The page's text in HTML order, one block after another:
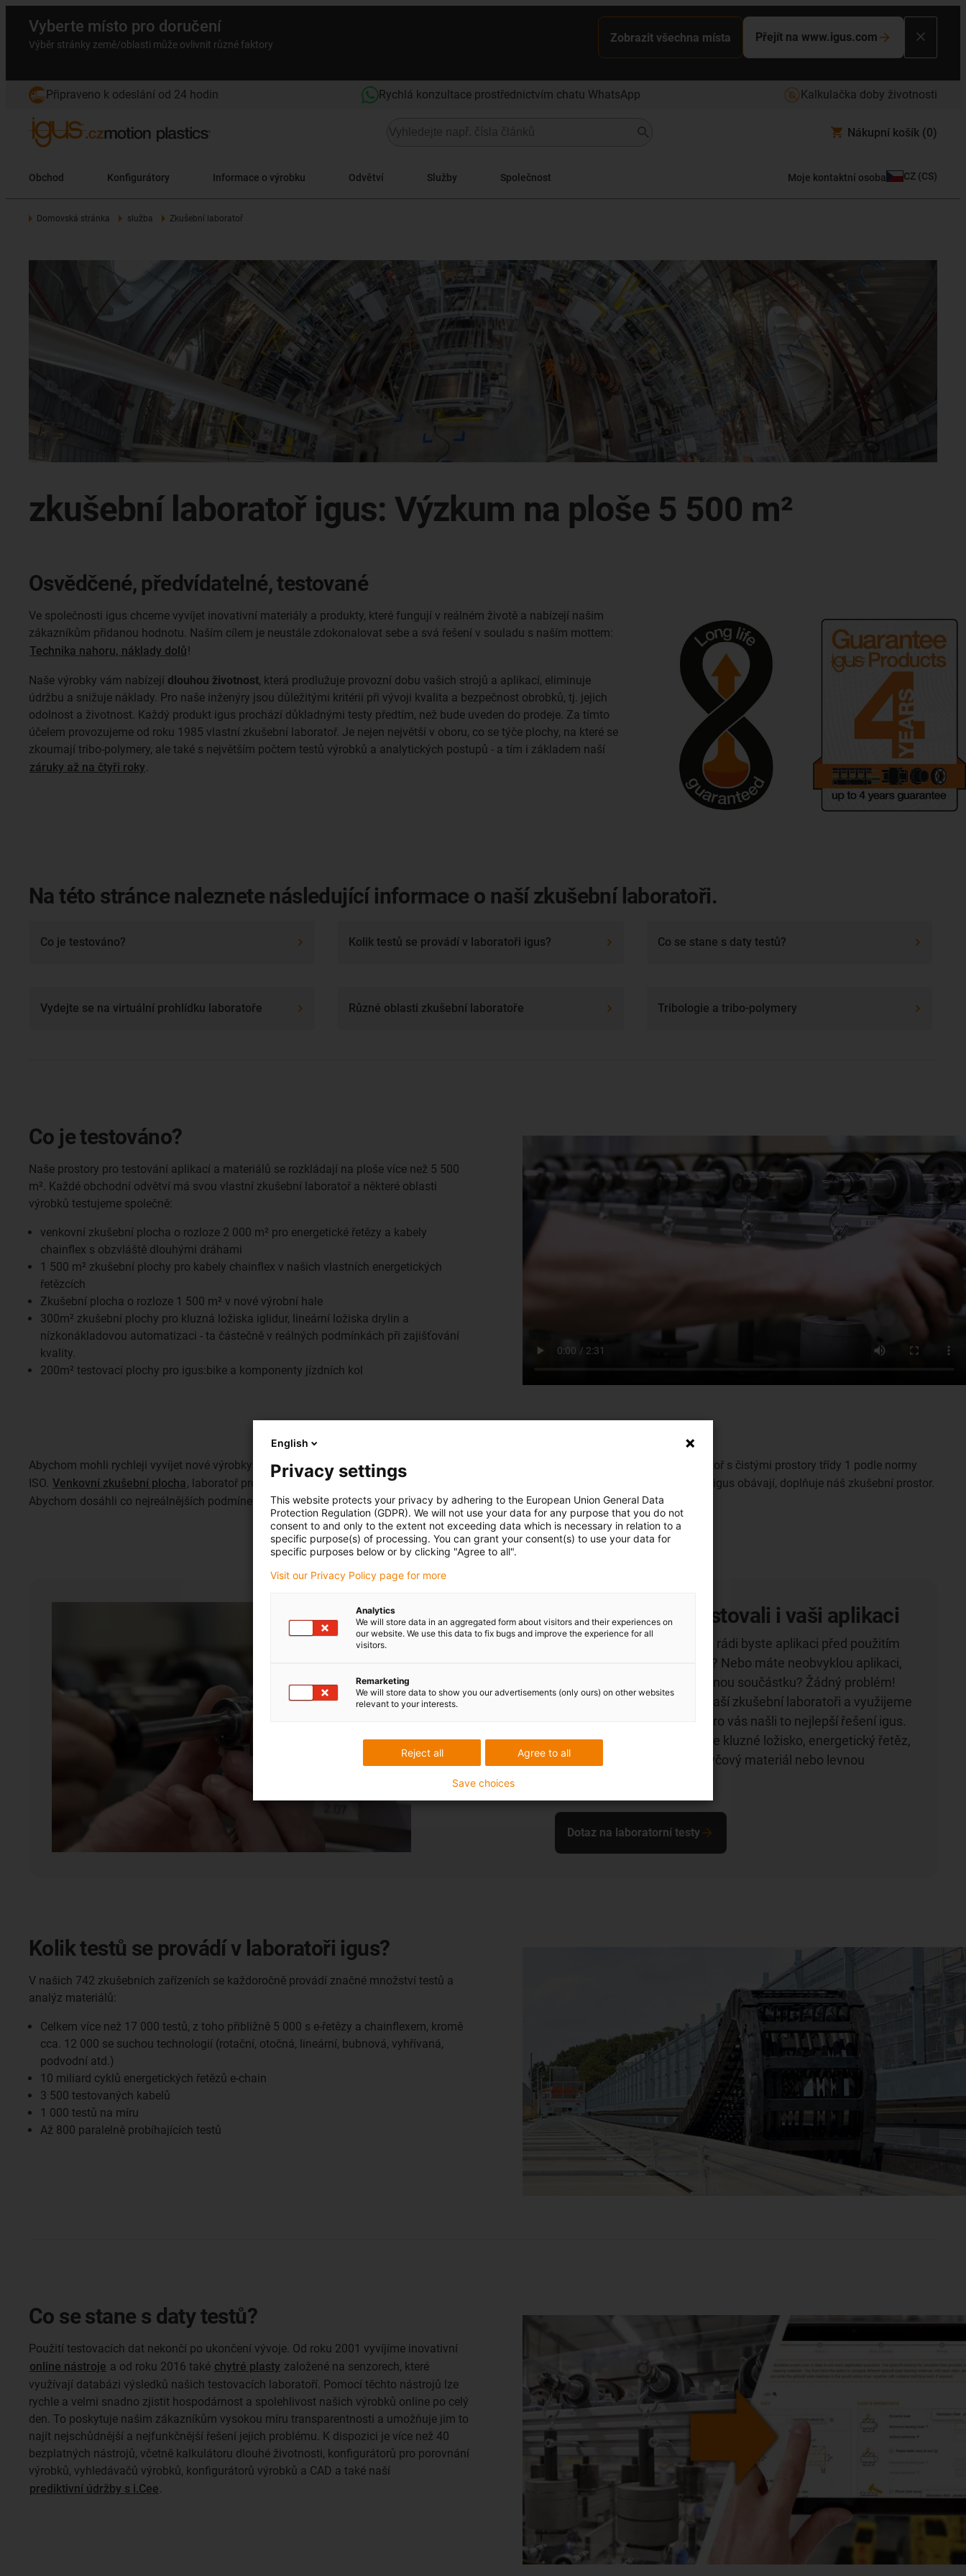
Vyberte místo pro doručení
Výběr stránky země/oblasti může ovlivnit různé faktory
Zobrazit všechna místa Přejít na www.igus.com
Připraveno k odeslání od 24 hodin Rychlá konzultace prostřednictvím chatu WhatsApp Kalkulačka doby životnosti
Nákupní košík (0)
Obchod Konfigurátory Informace o výrobku Odvětví Služby Společnost Moje kontaktní osoba CZ (CS)
Domovská stránka služba Zkušební laboratoř
zkušební laboratoř igus: Výzkum na ploše 5 500 m²
Osvědčené, předvídatelné, testované
Ve společnosti igus chceme vyvíjet inovativní materiály a produkty, které fungují v reálném životě a nabízejí našim
zákazníkům přidanou hodnotu. Naším cílem je neustále zdokonalovat sebe a svá řešení v souladu s naším mottem:
Technika nahoru, náklady dolů!
Naše výrobky vám nabízejí dlouhou životnost, která prodlužuje provozní dobu vašich strojů a aplikací, eliminuje
údržbu a snižuje náklady. Pro naše inženýry jsou důležitými kritérii při vývoji kvalita a bezpečnost obrobků, tj. jejich
odolnost a životnost. Každý produkt igus prochází důkladnými testy předtím, než bude uveden do prodeje. Za tímto
účelem provozujeme od roku 1985 vlastní zkušební laboratoř. Je nejen největší v oboru, co se týče plochy, na které se
zkoumají tribo-polymery, ale také s největším počtem testů výrobků a analytických postupů - a tím i základem naší
záruky až na čtyři roky.
Na této stránce naleznete následující informace o naší zkušební laboratoři.
Co je testováno? Kolik testů se provádí v laboratoři igus? Co se stane s daty testů?
Vydejte se na virtuální prohlídku laboratoře Různé oblasti zkušební laboratoře Tribologie a tribo-polymery
Co je testováno?
Naše prostory pro testování aplikací a materiálů se rozkládají na ploše více než 5 500
m². Každé obchodní odvětví má svou vlastní zkušební laboratoř a některé oblasti
výrobků testujeme společně:
venkovní zkušební plocha o rozloze 2 000 m² pro energetické řetězy a kabely
chainflex s obzvláště dlouhými dráhami
1 500 m² zkušební plochy pro kabely chainflex v našich vlastních energetických
řetězcích
Zkušební plocha o rozloze 1 500 m² v nové výrobní hale
300m² zkušební plochy pro kluzná ložiska iglidur, lineární ložiska drylin a
nízkonákladovou automatizaci - ta částečně v reálných podmínkách při zajišťování
kvality.
200m² testovací plochy pro igus:bike a komponenty jízdních kol
Abychom mohli rychleji vyvíjet nové výrobky kompatibilní s čistými prostory, provozujeme ve spolupráci s Fraunhofer IPA vlastní laboratoř s čistými prostory třídy 1 podle normy
ISO. Venkovní zkušební plocha, laboratoř pro hlukové zkoušky a klimatická komora s teplotou -40 °C, které se zaměstnanci společnosti igus obávají, doplňuje náš zkušební prostor.
Abychom dosáhli co nejreálnějších podmínek, testujeme také aplikace zákazníků a provádíme standardní průmyslové testy.
Rádi bychom otestovali i vaši aplikaci
Nechcete experimentovat a rádi byste aplikaci před použitím
podrobili zkoušce materiálu? Nebo máte neobvyklou aplikaci,
pro kterou potřebujete vhodnou součástku? Žádný problém!
Vaši aplikaci otestujeme v naší zkušební laboratoři a využijeme
naše know-how, abychom pro vás našli to nejlepší řešení igus.
Nezáleží na tom, zda hledáte kluzné ložisko, energetický řetěz,
kabel, lineární technologii, tyčový materiál nebo levnou
Dotaz na laboratorní testy
Kolik testů se provádí v laboratoři igus?
V našich 742 zkušebních zařízeních se každoročně provádí značné množství testů a
analýz materiálů:
Celkem více než 17 000 testů, z toho přibližně 5 000 s e-řetězy a chainflexem, kromě
cca. 12 000 se suchou technologií (rotační, otočná, lineární, bubnová, vyhřívaná,
podvodní atd.)
10 miliard cyklů energetických řetězů e-chain
3 500 testovaných kabelů
1 000 testů na míru
Až 800 paralelně probíhajících testů
Co se stane s daty testů?
Použití testovacích dat nekončí po ukončení vývoje. Od roku 2001 vyvíjíme inovativní
online nástroje a od roku 2016 také chytré plasty založené na senzorech, které
využívají databázi výsledků našich testovacích laboratoří. Pomocí těchto nástrojů lze
rychle a velmi snadno zjistit hospodárnost a spolehlivost našich výrobků online po celý
den. To poskytuje našim zákazníkům vysokou míru transparentnosti a umožňuje jim to
najít nejschůdnější a nejfunkčnější řešení jejich problému. K dispozici je více než 40
bezplatných nástrojů, včetně kalkulátoru dlouhé životnosti, konfigurátorů pro porovnání
výrobků, vyhledávačů výrobků, konfigurátorů výrobků a CAD a také naší
prediktivní údržby s i.Cee.
English
Privacy settings
This website protects your privacy by adhering to the European Union General Data
Protection Regulation (GDPR). We will not use your data for any purpose that you do not
consent to and only to the extent not exceeding data which is necessary in relation to a
specific purpose(s) of processing. You can grant your consent(s) to use your data for
specific purposes below or by clicking "Agree to all".
Visit our Privacy Policy page for more
Analytics
We will store data in an aggregated form about visitors and their experiences on
our website. We use this data to fix bugs and improve the experience for all
visitors.
Remarketing
We will store data to show you our advertisements (only ours) on other websites
relevant to your interests.
Agree to all
Reject all
Save choices